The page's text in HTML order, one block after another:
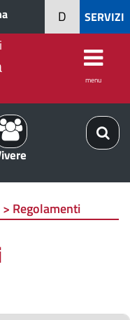
SERVIZI
D
menu
Regolamenti